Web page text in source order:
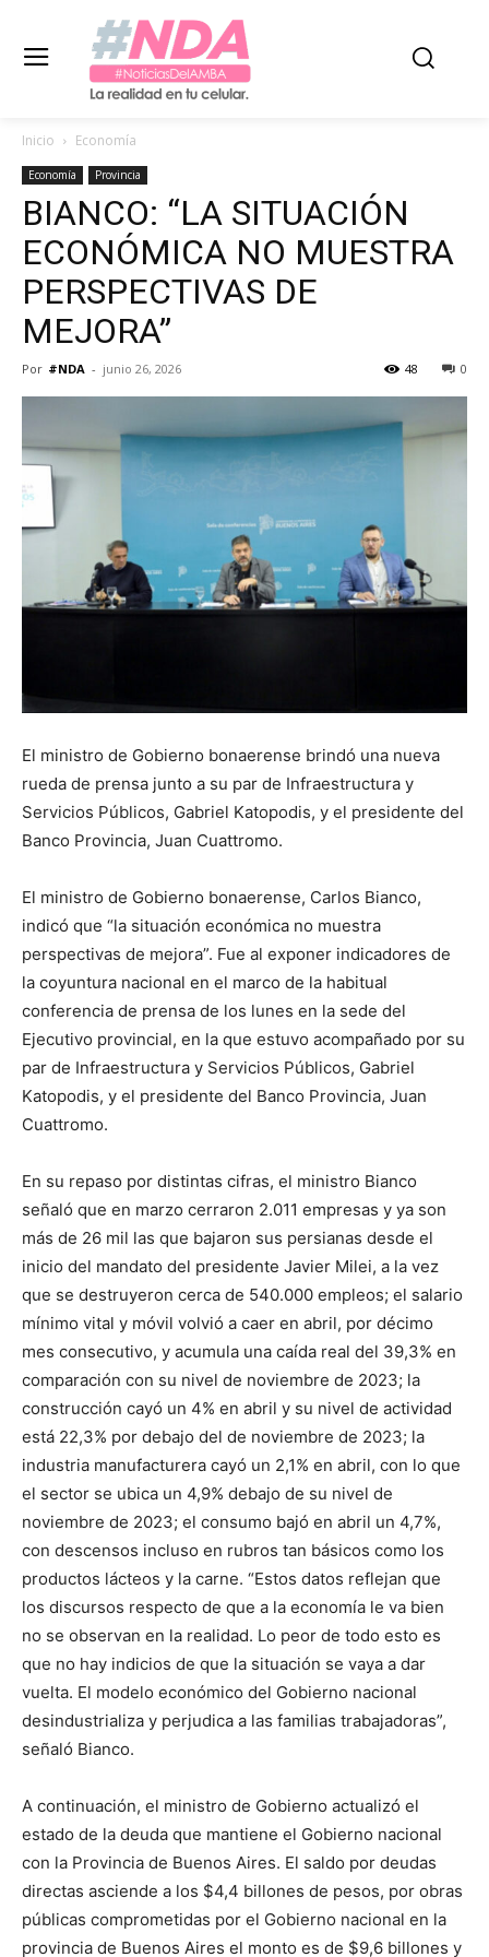
Inicio Economía
Economía Provincia
BIANCO: “LA SITUACIÓN
ECONÓMICA NO MUESTRA
PERSPECTIVAS DE
MEJORA”
Por #NDA - junio 26, 2026 0
48
El ministro de Gobierno bonaerense brindó una nueva
rueda de prensa junto a su par de Infraestructura y
Servicios Públicos, Gabriel Katopodis, y el presidente del
Banco Provincia, Juan Cuattromo.
El ministro de Gobierno bonaerense, Carlos Bianco,
indicó que “la situación económica no muestra
perspectivas de mejora”. Fue al exponer indicadores de
la coyuntura nacional en el marco de la habitual
conferencia de prensa de los lunes en la sede del
Ejecutivo provincial, en la que estuvo acompañado por su
par de Infraestructura y Servicios Públicos, Gabriel
Katopodis, y el presidente del Banco Provincia, Juan
Cuattromo.
En su repaso por distintas cifras, el ministro Bianco
señaló que en marzo cerraron 2.011 empresas y ya son
más de 26 mil las que bajaron sus persianas desde el
inicio del mandato del presidente Javier Milei, a la vez
que se destruyeron cerca de 540.000 empleos; el salario
mínimo vital y móvil volvió a caer en abril, por décimo
mes consecutivo, y acumula una caída real del 39,3% en
comparación con su nivel de noviembre de 2023; la
construcción cayó un 4% en abril y su nivel de actividad
está 22,3% por debajo del de noviembre de 2023; la
industria manufacturera cayó un 2,1% en abril, con lo que
el sector se ubica un 4,9% debajo de su nivel de
noviembre de 2023; el consumo bajó en abril un 4,7%,
con descensos incluso en rubros tan básicos como los
productos lácteos y la carne. “Estos datos reflejan que
los discursos respecto de que a la economía le va bien
no se observan en la realidad. Lo peor de todo esto es
que no hay indicios de que la situación se vaya a dar
vuelta. El modelo económico del Gobierno nacional
desindustrializa y perjudica a las familias trabajadoras”,
señaló Bianco.
A continuación, el ministro de Gobierno actualizó el
estado de la deuda que mantiene el Gobierno nacional
con la Provincia de Buenos Aires. El saldo por deudas
directas asciende a los $4,4 billones de pesos, por obras
públicas comprometidas por el Gobierno nacional en la
provincia de Buenos Aires el monto es de $9,6 billones y